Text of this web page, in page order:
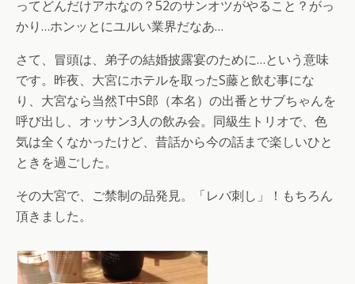
ってどんだけアホなの？52のサンオツがやること？がっ
かり…ホンッとにユルい業界だなあ…
さて、冒頭は、弟子の結婚披露宴のために…という意味
です。昨夜、大宮にホテルを取ったS藤と飲む事にな
り、大宮なら当然T中S郎（本名）の出番とサブちゃんを
呼び出し、オッサン3人の飲み会。同級生トリオで、色
気は全くなかったけど、昔話から今の話まで楽しいひと
ときを過ごした。
その大宮で、ご禁制の品発見。「レバ刺し」！もちろん
頂きました。